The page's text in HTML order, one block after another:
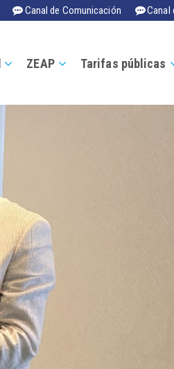
Canal de Comunicación Canal
ZEAP Tarifas públicas